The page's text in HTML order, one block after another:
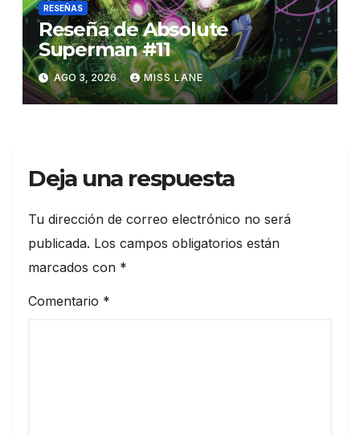
RESEÑAS
Reseña de Absolute
Superman #11
AGO 3, 2026 MISS LANE
Deja una respuesta
Tu dirección de correo electrónico no será
publicada. Los campos obligatorios están
marcados con *
Comentario *